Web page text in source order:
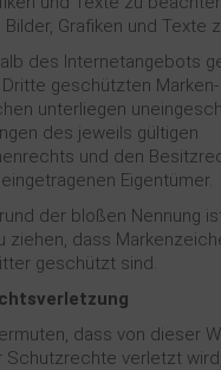
Grafiken und Texte
des Internetangebots
geschützten
unterliegen
des jeweils gültigen
und den
Eigentümer.
der bloßen Nennung
ziehen, dass
geschützt sind.
dass von dieser
Schutzrechte verletzt